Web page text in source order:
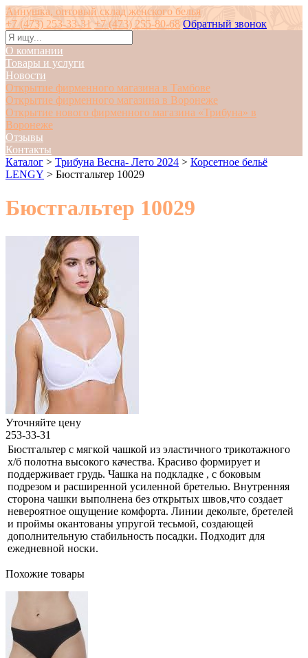
Аннушка, оптовый склад женского белья
+7 (473) 253-33-31 +7 (473) 255-80-68 Обратный звонок
О компании
Товары и услуги
Новости
Открытие фирменного магазина в Тамбове
Открытие фирменного магазина в Воронеже
Открытие нового фирменного магазина «Трибуна» в
Воронеже
Отзывы
Контакты
Каталог > Трибуна Весна- Лето 2024 > Корсетное бельё
LENGY > Бюстгальтер 10029
Бюстгальтер 10029
Уточняйте цену
253-33-31
Бюстгальтер с мягкой чашкой из эластичного трикотажного
х/б полотна высокого качества. Красиво формирует и
поддерживает грудь. Чашка на подкладке , с боковым
подрезом и расширенной усиленной бретелью. Внутренняя
сторона чашки выполнена без открытых швов,что создает
невероятное ощущение комфорта. Линии декольте, бретелей
и проймы окантованы упругой тесьмой, создающей
дополнительную стабильность посадки. Подходит для
ежедневной носки.
Похожие товары